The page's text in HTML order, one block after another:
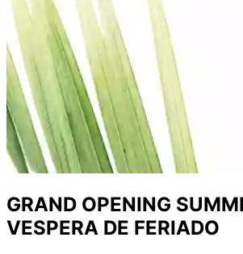
GRAND OPENING
VESPERA DE FERIADO